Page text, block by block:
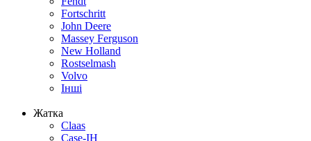
Fortschritt
John Deere
Massey Ferguson
New Holland
Rostselmash
Volvo
Інші
Жатка
Claas
Case-IH